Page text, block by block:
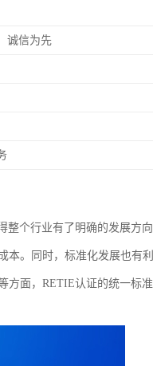
诚信为先
整个行业有了明确的发展方向
本。同时，标准化发展也有利
方面，RETIE认证的统一标准